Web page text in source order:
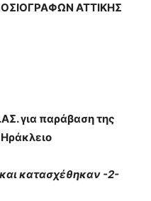
ΑΤΤΙΚΗΣ
για παράβαση της
κατασχέθηκαν -2-